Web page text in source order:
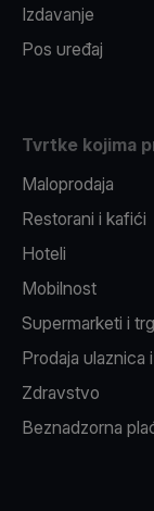
Izdavanje
Pos uređaj
Tvrtke kojima
Maloprodaja
Restorani i kafići
Hoteli
Mobilnost
Supermarketi i
Prodaja ulaznica
Zdravstvo
Beznadzorna